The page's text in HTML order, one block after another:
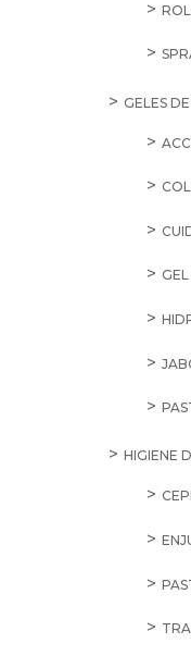
GELES
HIGIENE